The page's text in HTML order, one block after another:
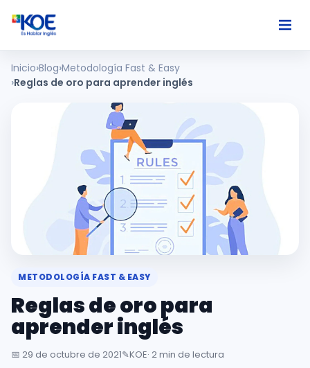
Ingles
Nosotros
Usuarios
Comunidad
Habla
inglés
desde
la
Inicio Blog Metodología Fast & Easy
Reglas de oro para aprender inglés
METODOLOGÍA FAST & EASY
Reglas de oro para
aprender inglés
📅 29 de octubre de 2021✎️KOE· 2 min de lectura